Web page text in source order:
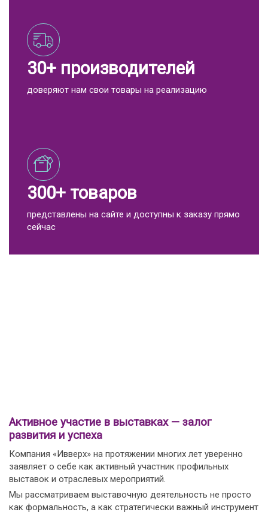
30+ производителей
доверяют нам свои товары на реализацию
300+ товаров
представлены на сайте и доступны к заказу прямо
сейчас
Активное участие в выставках — залог
развития и успеха
Компания «Ивверх» на протяжении многих лет уверенно
заявляет о себе как активный участник профильных
выставок и отраслевых мероприятий.
Мы рассматриваем выставочную деятельность не просто
как формальность, а как стратегически важный инструмент